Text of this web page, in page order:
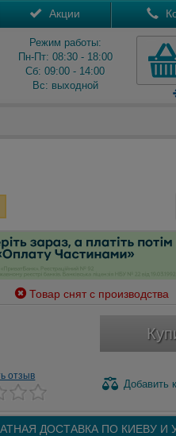
Акции
Режим работы:
Пн-Пт: 08:30 - 18:00
Сб: 09:00 - 14:00
Вс: выходной
Товар снят с производства
отзыв
Добавить
ДОСТАВКА ПО КИЕВУ И